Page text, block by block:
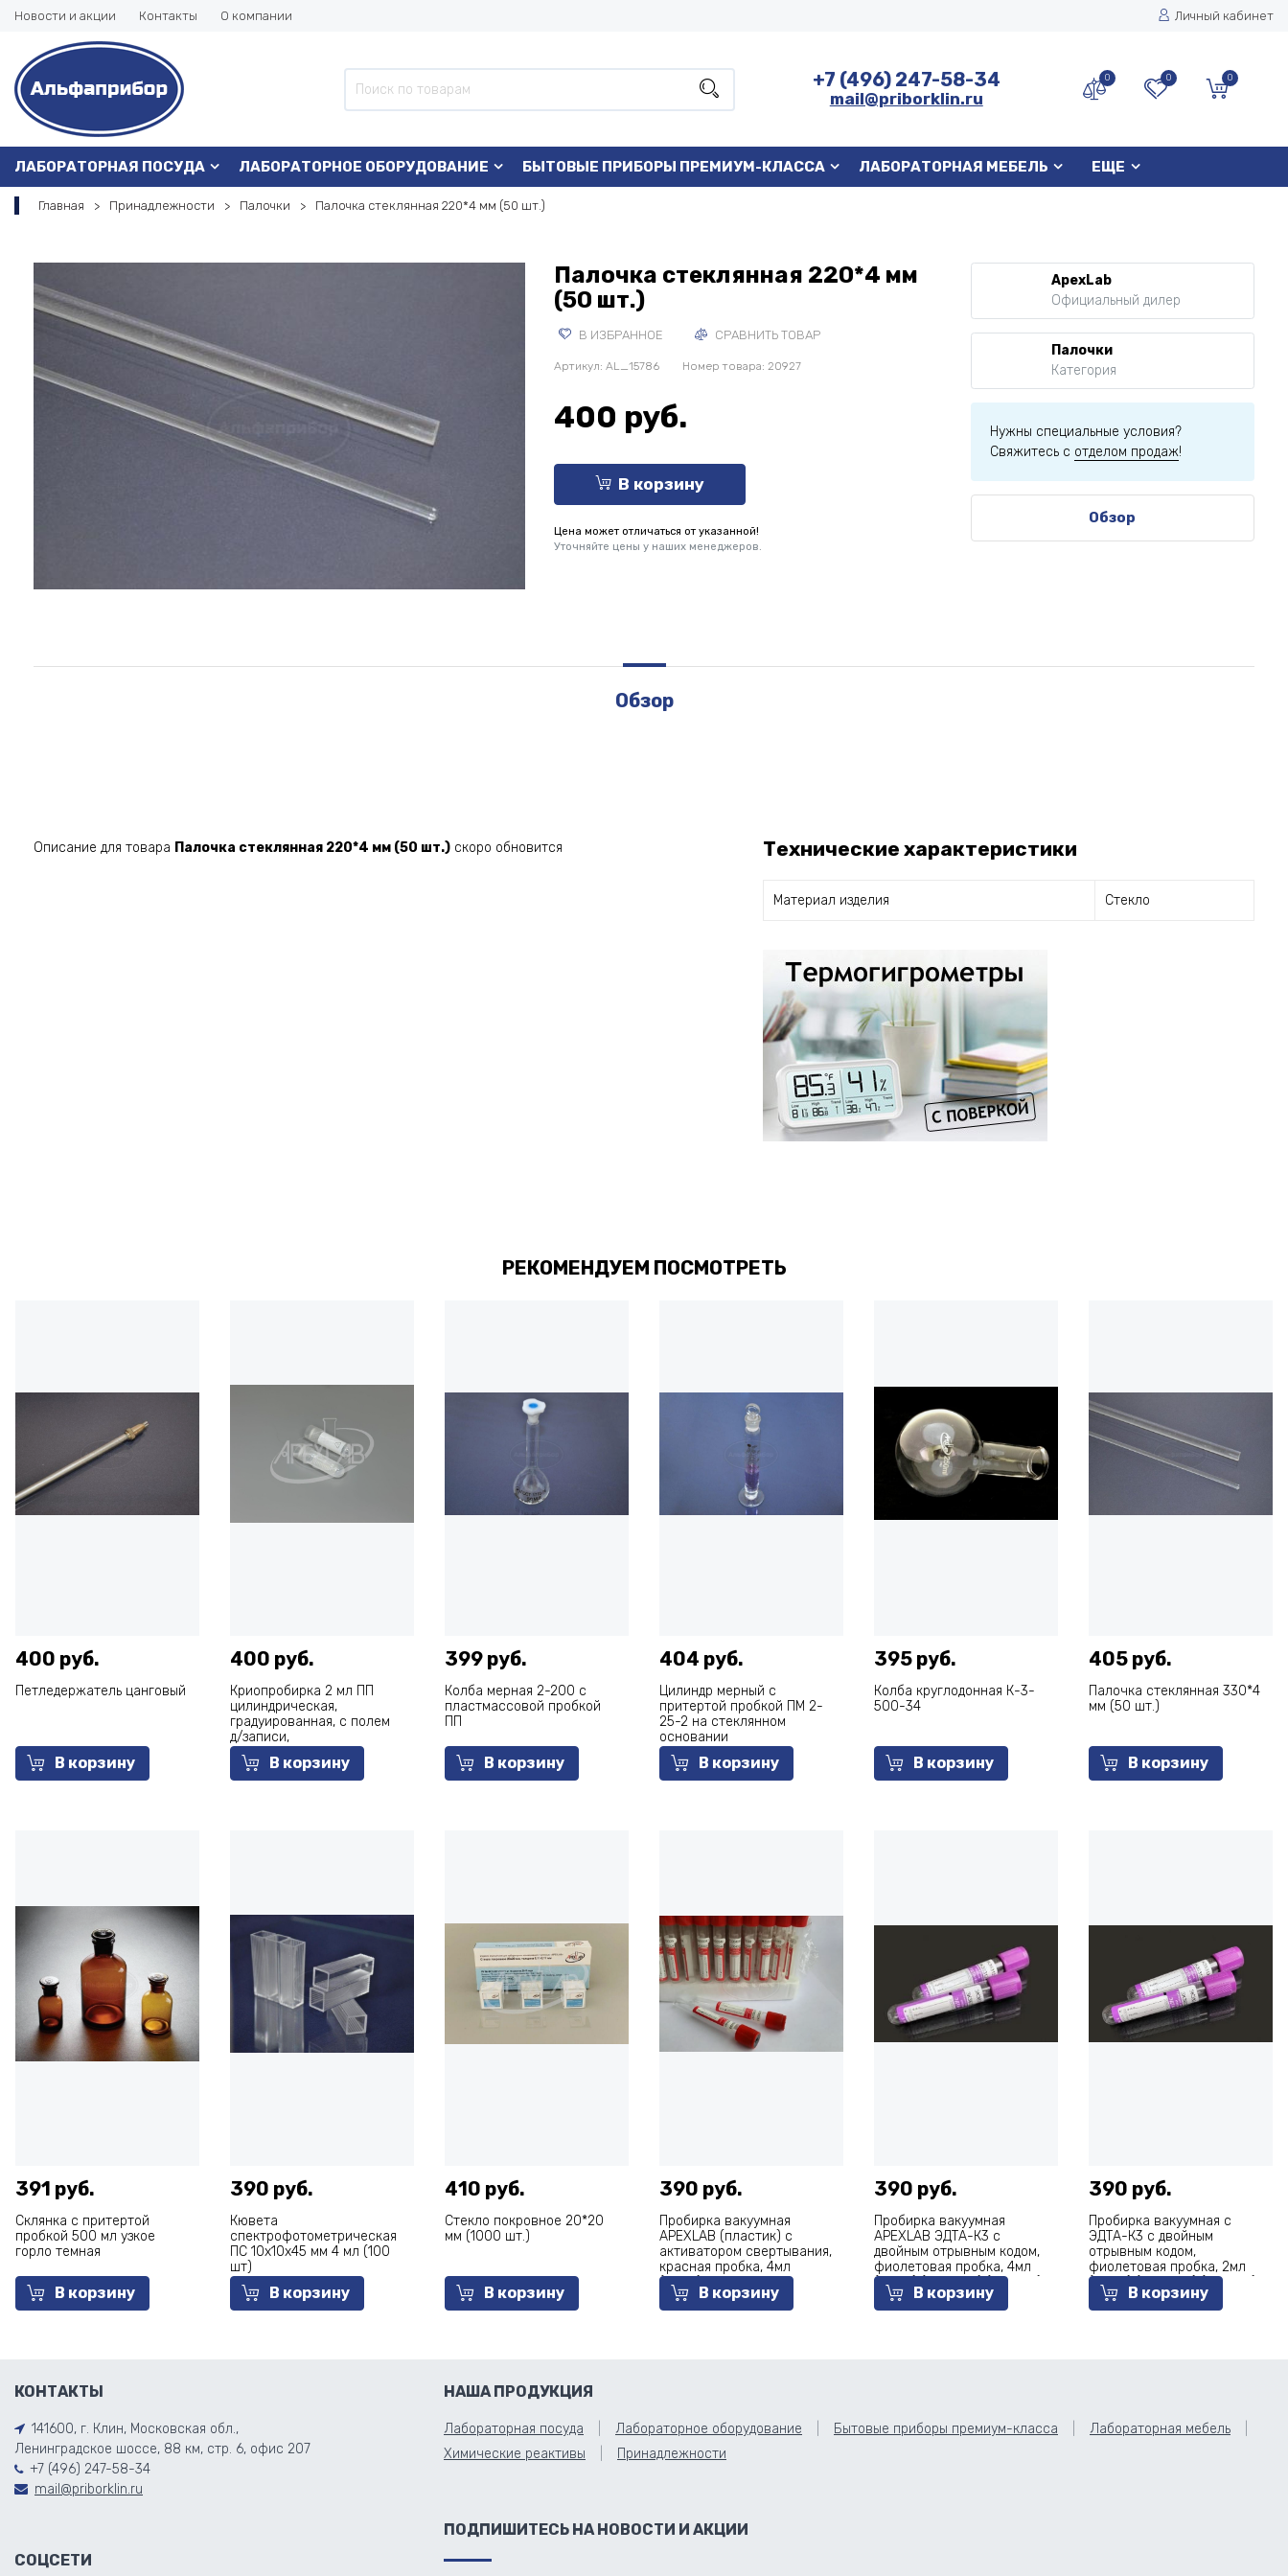
Новости и акции Контакты О компании Личный кабинет
+7 (496) 247-58-34
mail@priborklin.ru
0 0 0
ЛАБОРАТОРНАЯ ПОСУДА ЛАБОРАТОРНОЕ ОБОРУДОВАНИЕ БЫТОВЫЕ ПРИБОРЫ ПРЕМИУМ-КЛАССА ЛАБОРАТОРНАЯ МЕБЕЛЬ ЕЩЕ
Главная Принадлежности Палочки Палочка стеклянная 220*4 мм (50 шт.)
Палочка стеклянная 220*4 мм
(50 шт.)
В ИЗБРАННОЕ СРАВНИТЬ ТОВАР
Артикул:AL_15786 Номер товара: 20927
400 руб.
В корзину
Цена может отличаться от указанной!
Уточняйте цены у наших менеджеров.
ApexLab
Официальный дилер
Палочки
Категория
Нужны специальные условия?
Свяжитесь с отделом продаж!
Обзор
Обзор
Описание для товара Палочка стеклянная 220*4 мм (50 шт.) скоро обновится Технические характеристики
Материал изделия Стекло
РЕКОМЕНДУЕМ ПОСМОТРЕТЬ
400 руб.
Петледержатель цанговый
В корзину
400 руб.
Криопробирка 2 мл ПП
цилиндрическая,
градуированная, с полем
д/записи,
завинчивающаяся крышка
с силиконовым
уплотнительным кольцом,
В корзину
399 руб.
Колба мерная 2-200 с
пластмассовой пробкой
ПП
В корзину
404 руб.
Цилиндр мерный с
притертой пробкой ПМ 2-
25-2 на стеклянном
основании
В корзину
395 руб.
Колба круглодонная К-3-
500-34
В корзину
405 руб.
Палочка стеклянная 330*4
мм (50 шт.)
В корзину
391 руб.
Склянка с притертой
пробкой 500 мл узкое
горло темная
В корзину
390 руб.
Кювета
спектрофотометрическая
ПС 10х10х45 мм 4 мл (100
шт)
В корзину
410 руб.
Стекло покровное 20*20
мм (1000 шт.)
В корзину
390 руб.
Пробирка вакуумная
APEXLAB (пластик) с
активатором свертывания,
красная пробка, 4мл
(13*75), с 2-м отрывным
кодом (100 шт.)
В корзину
390 руб.
Пробирка вакуумная
APEXLAB ЭДТА-К3 с
двойным отрывным кодом,
фиолетовая пробка, 4мл
(13х75) (пластик) (100 шт.)
В корзину
390 руб.
Пробирка вакуумная с
ЭДТА-К3 с двойным
отрывным кодом,
фиолетовая пробка, 2мл
(13х75) (пластик) (100 шт.)
В корзину
КОНТАКТЫ
141600, г. Клин, Московская обл.,
Ленинградское шоссе, 88 км, стр. 6, офис 207
+7 (496) 247-58-34
mail@priborklin.ru
СОЦСЕТИ
НАША ПРОДУКЦИЯ
Лабораторная посуда Лабораторное оборудование Бытовые приборы премиум-класса
Лабораторная мебель
Химические реактивы
Принадлежности
ПОДПИШИТЕСЬ НА НОВОСТИ И АКЦИИ